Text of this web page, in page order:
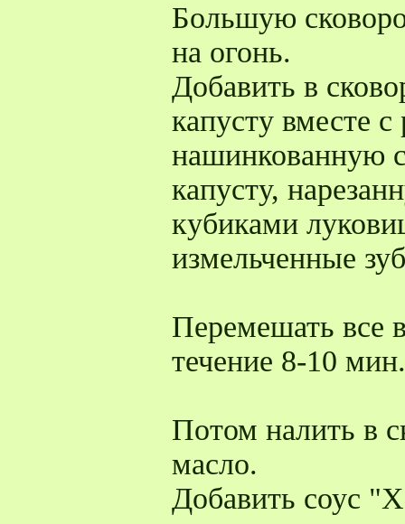
Большую
на огонь.
Добавить в
капусту вместе с
нашинкованную
капусту,
кубиками
измельченные
Перемешать все
течение 8-10
Потом налить в
масло.
Добавить соус